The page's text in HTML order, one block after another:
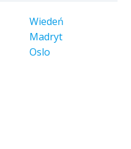
Wiedeń
Madryt
Oslo